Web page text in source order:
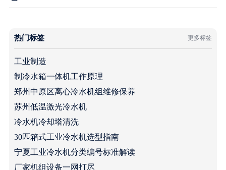
热门标签 更多标签
工业制造
制冷水箱一体机工作原理
郑州中原区离心冷水机组维修保养
苏州低温激光冷水机
冷水机冷却塔清洗
30匹箱式工业冷水机选型指南
宁夏工业冷水机分类编号标准解读
厂家机组设备一网打尽